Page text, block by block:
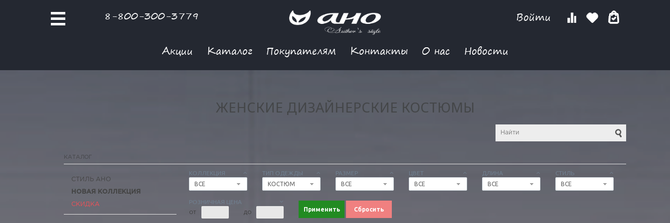
8-800-300-3779 Войти
Акции Каталог Покупателям Контакты О нас Новости
ЖЕНСКИЕ ДИЗАЙНЕРСКИЕ КОСТЮМЫ
КАТАЛОГ
КОЛЛЕКЦИЯ
ВСЕ
ТИП ОДЕЖДЫ
КОСТЮМ
РАЗМЕР
ВСЕ
ЦВЕТ
ВСЕ
ДЛИНА
ВСЕ
СТИЛЬ
ВСЕ
РОЗНИЧНАЯ ЦЕНА
ОТ ДО Применить Сбросить
СТИЛЬ АНО
НОВАЯ КОЛЛЕКЦИЯ
СКИДКА